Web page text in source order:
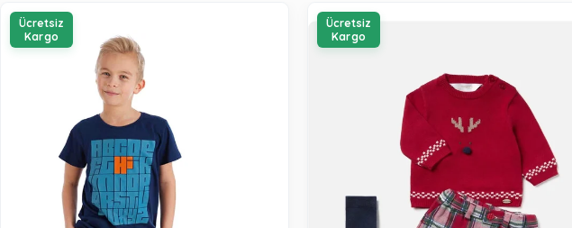
Ücretsiz
Kargo
Ücretsiz
Kargo